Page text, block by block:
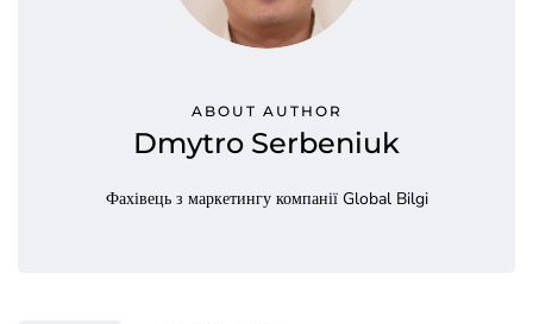
ABOUT AUTHOR
Dmytro Serbeniuk
Фахівець з маркетингу компанії Global Bilgi